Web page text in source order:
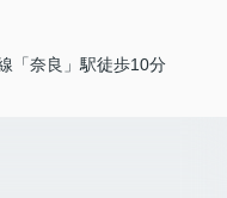
「奈良」駅徒歩10分